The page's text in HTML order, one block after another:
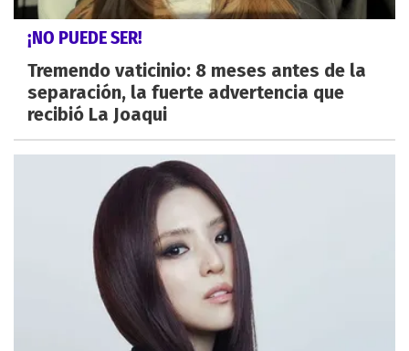
¡NO PUEDE SER!
Tremendo vaticinio: 8 meses antes de la
separación, la fuerte advertencia que
recibió La Joaqui